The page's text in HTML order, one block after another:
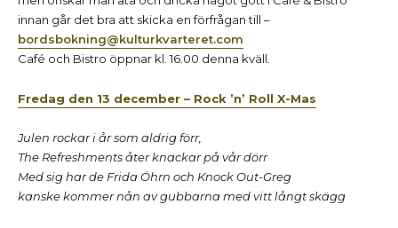
innan går det bra att skicka en förfrågan till –
bordsbokning@kulturkvarteret.com
Café och Bistro öppnar kl. 16.00 denna kväll.
Fredag den 13 december – Rock ’n’ Roll X-Mas
Julen rockar i år som aldrig förr,
The Refreshments åter knackar på vår dörr
Med sig har de Frida Öhrn och Knock Out-Greg
kanske kommer nån av gubbarna med vitt långt skägg